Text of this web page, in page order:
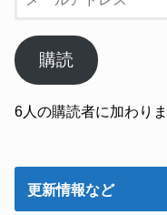
ー
ア
ド
ス
購読
6人の購読者に加わり
更新情報など